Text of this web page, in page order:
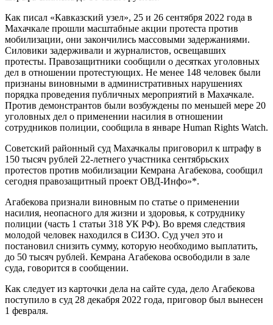
Как писал «Кавказский узел», 25 и 26 сентября 2022 года в
Махачкале прошли масштабные акции протеста против
мобилизации, они закончились массовыми задержаниями.
Силовики задерживали и журналистов, освещавших
протесты. Правозащитники сообщили о десятках уголовных
дел в отношении протестующих. Не менее 148 человек были
признаны виновными в административных нарушениях
порядка проведения публичных мероприятий в Махачкале.
Против демонстрантов были возбуждены по меньшей мере 20
уголовных дел о применении насилия в отношении
сотрудников полиции, сообщила в январе Human Rights Watch.
Советский районный суд Махачкалы приговорил к штрафу в
150 тысяч рублей 22-летнего участника сентябрьских
протестов против мобилизации Кемрана Агабекова, сообщил
сегодня правозащитный проект ОВД-Инфо»*.
Агабекова признали виновным по статье о применении
насилия, неопасного для жизни и здоровья, к сотруднику
полиции (часть 1 статьи 318 УК РФ). Во время следствия
молодой человек находился в СИЗО. Суд учел это и
постановил снизить сумму, которую необходимо выплатить,
до 50 тысяч рублей. Кемрана Агабекова освободили в зале
суда, говорится в сообщении.
Как следует из карточки дела на сайте суда, дело Агабекова
поступило в суд 28 декабря 2022 года, приговор был вынесен
1 февраля.